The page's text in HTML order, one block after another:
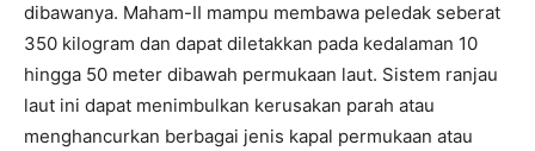
dibawanya. Maham-II mampu membawa peledak seberat
350 kilogram dan dapat diletakkan pada kedalaman 10
hingga 50 meter dibawah permukaan laut. Sistem ranjau
laut ini dapat menimbulkan kerusakan parah atau
menghancurkan berbagai jenis kapal permukaan atau